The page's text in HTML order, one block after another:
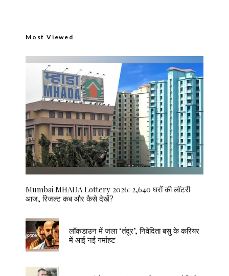
Most Viewed
Mumbai MHADA Lottery 2026: 2,640 घरों की लॉटरी
आज, रिजल्ट कब और कैसे देखें?
लॉकडाउन में जला ‘तंदूर’, निवेदिता बसु के करियर
में आई नई गर्माहट